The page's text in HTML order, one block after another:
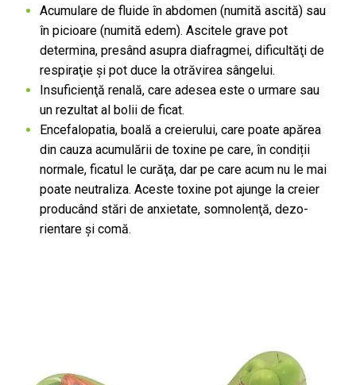
Acumulare de fluide în abdomen (numită ascită) sau
în picioare (numită edem). Ascitele grave pot
determina, presând asupra diafragmei, dificultăţi de
respiraţie şi pot duce la otrăvirea sângelui.
Insuficienţă renală, care adesea este o urmare sau
un re­zultat al bolii de ficat.
Encefalopatia, boală a creierului, care poate apărea
din cauza acumulării de toxine pe care, în condiții
normale, ficatul le curăţa, dar pe care acum nu le mai
poate neutraliza. Aceste toxine pot ajunge la creier
producând stări de anxietate, somnolenţă, dezo­
rientare şi comă.